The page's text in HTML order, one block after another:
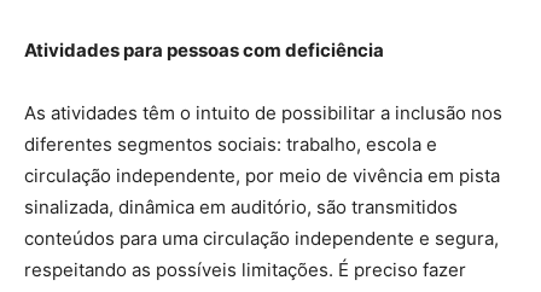
Atividades para pessoas com deficiência
As atividades têm o intuito de possibilitar a inclusão nos
diferentes segmentos sociais: trabalho, escola e
circulação independente, por meio de vivência em pista
sinalizada, dinâmica em auditório, são transmitidos
conteúdos para uma circulação independente e segura,
respeitando as possíveis limitações. É preciso fazer